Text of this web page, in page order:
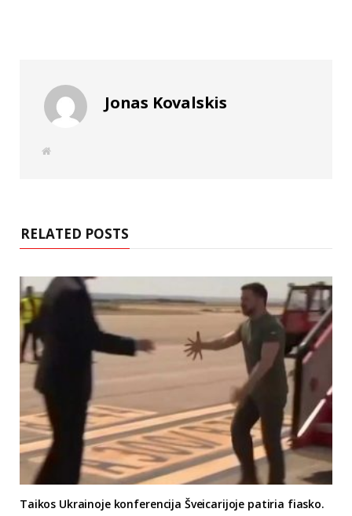
Jonas Kovalskis
W
RELATED POSTS
Taikos Ukrainoje konferencija Šveicarijoje patiria fiasko.